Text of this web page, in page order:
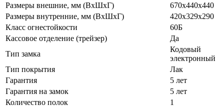
Размеры внешние, мм (ВхШхГ)
670x440x440
Размеры внутренние, мм (ВхШхГ)
420x329x290
Класс огнестойкости
60Б
Кассовое отделение (трейзер)
Да
Тип замка
Кодовый
электронный
Тип покрытия
Лак
Гарантия
5 лет
Гарантия на замок
5 лет
Количество полок
1